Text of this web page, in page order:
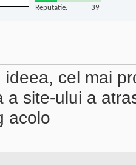
Reputatie: 39
ideea, cel mai
a site-ului a
acolo